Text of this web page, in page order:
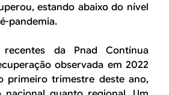
estando abaixo do nível
pandemia.
da Pnad Contínua
observada em 2022
primeiro trimestre deste ano,